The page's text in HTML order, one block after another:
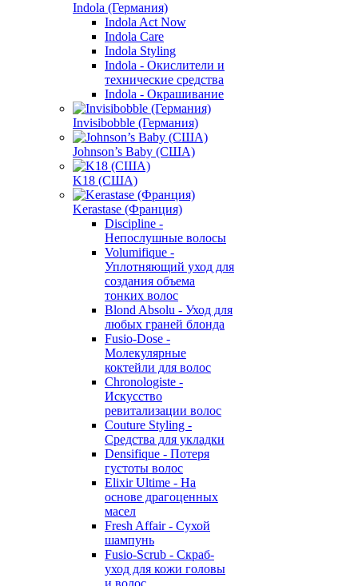
Indola (Германия)
Indola Act Now
Indola Care
Indola Styling
Indola - Окислители и
технические средства
Indola - Окрашивание
Invisibobble (Германия)
Johnson’s Baby (США)
K18 (США)
Kerastase (Франция)
Discipline -
Непослушные волосы
Volumifique -
Уплотняющий уход для
создания объема
тонких волос
Blond Absolu - Уход для
любых граней блонда
Fusio-Dose -
Молекулярные
коктейли для волос
Chronologiste -
Искусство
ревитализации волос
Couture Styling -
Средства для укладки
Densifique - Потеря
густоты волос
Elixir Ultime - На
основе драгоценных
масел
Fresh Affair - Сухой
шампунь
Fusio-Scrub - Скраб-
уход для кожи головы
и волос